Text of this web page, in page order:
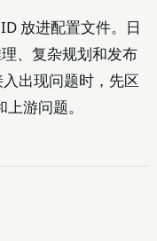
放进配置文件。日
、复杂规划和发布
出现问题时，先区
游问题。